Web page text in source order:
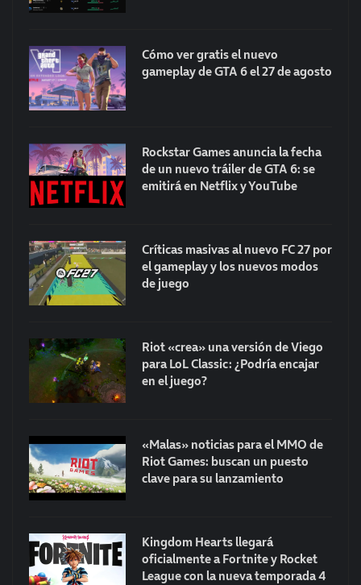
Cómo ver gratis el nuevo
gameplay de GTA 6 el 27 de agosto
Rockstar Games anuncia la fecha
de un nuevo tráiler de GTA 6: se
emitirá en Netflix y YouTube
Críticas masivas al nuevo FC 27 por
el gameplay y los nuevos modos
de juego
Riot «crea» una versión de Viego
para LoL Classic: ¿Podría encajar
en el juego?
«Malas» noticias para el MMO de
Riot Games: buscan un puesto
clave para su lanzamiento
Kingdom Hearts llegará
oficialmente a Fortnite y Rocket
League con la nueva temporada 4